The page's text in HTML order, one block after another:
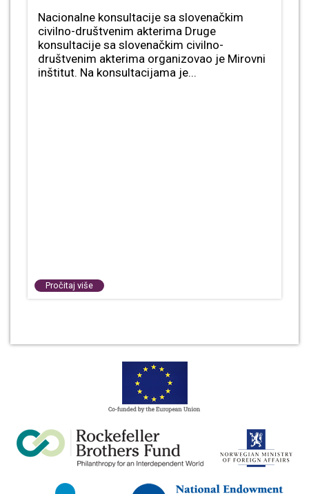
Nacionalne konsultacije sa slovenačkim
civilno-društvenim akterima Druge
konsultacije sa slovenačkim civilno-
društvenim akterima organizovao je Mirovni
inštitut. Na konsultacijama je...
Pročitaj više